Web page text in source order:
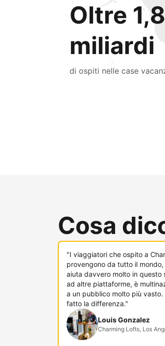
Oltre 1,8
miliardi
di ospiti nelle case
Raggiungi subito nuovi
Cosa
"I viaggiatori che ospito a
provengono da tutto il
aiuta davvero molto in questo
ad altre piattaforme, è
a un pubblico molto più vasto.
fatto la differenza."
Louis Gonzalez
Charming Lofts, Los